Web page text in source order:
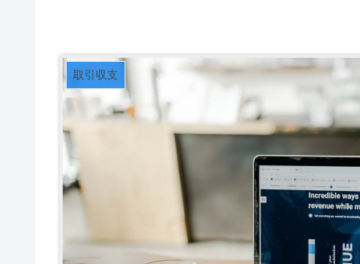
取引収支